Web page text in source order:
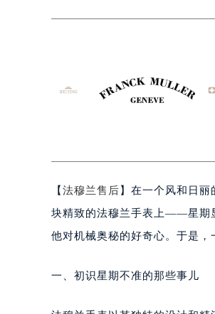
泰州市海陵区
宁波市江北区
杭州市上城区
南昌市红谷滩新
济南市历下区
广州市天河区
深圳市罗湖区深
厦门市思明区
【 法穆兰售后 】在一个风和日
块精致的法穆兰手表上——星期
他对机械奥秘的好奇心。于是，
一、初识星期不准的那些事儿